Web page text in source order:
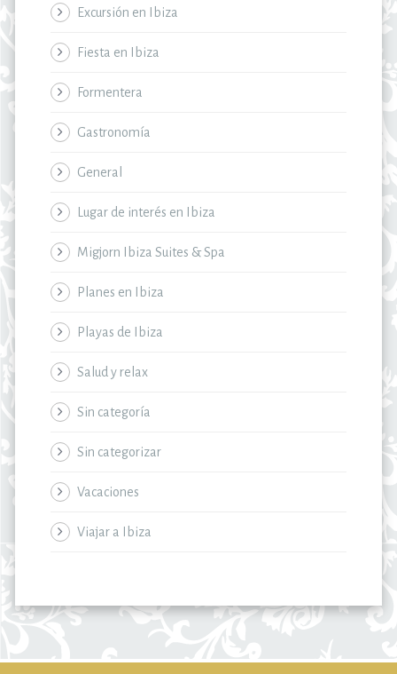
Excursión en Ibiza
Fiesta en Ibiza
Formentera
Gastronomía
General
Lugar de interés en Ibiza
Migjorn Ibiza Suites & Spa
Planes en Ibiza
Playas de Ibiza
Salud y relax
Sin categoría
Sin categorizar
Vacaciones
Viajar a Ibiza